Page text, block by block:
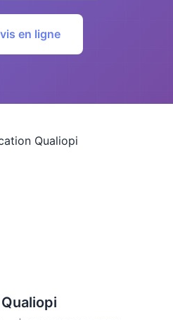
en ligne